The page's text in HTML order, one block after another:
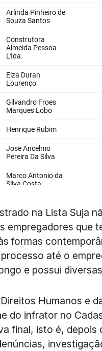
na Lista Suja
empregadores que
formas
até o
e possui
Humanos e
do infrator no
final, isto é, depois